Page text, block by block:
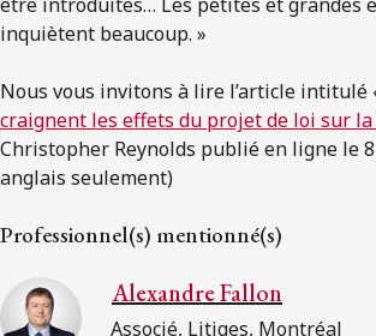
inquiètent beaucoup. »
Nous vous invitons à lire l’article intitulé
craignent les effets du projet de loi sur
Christopher Reynolds publié en ligne le
anglais seulement)
Professionnel(s) mentionné(s)
Alexandre Fallon
Associé, Litiges, Montréal